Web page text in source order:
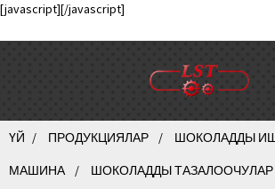
[javascript][/javascript]
ҮЙ ПРОДУКЦИЯЛАР ШОКОЛАДДЫ
МАШИНА ШОКОЛАДДЫ ТАЗАЛООЧУЛАР